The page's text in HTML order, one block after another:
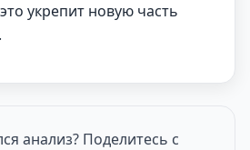
укрепит новую часть
анализ? Поделитесь с